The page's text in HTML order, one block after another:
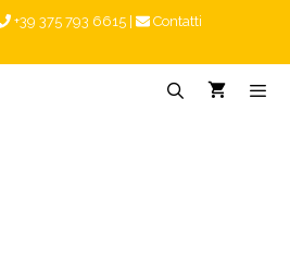
+39 375 793 6615 Contatti